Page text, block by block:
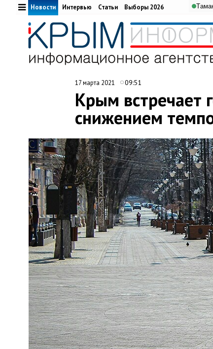
Новости Интервью Статьи Выборы 2026
17 марта 2021 09:51
Крым встречает
снижением